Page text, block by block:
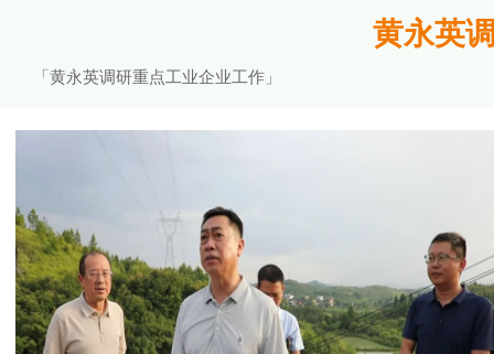
黄永英
「黄永英调研重点工业企业工作」